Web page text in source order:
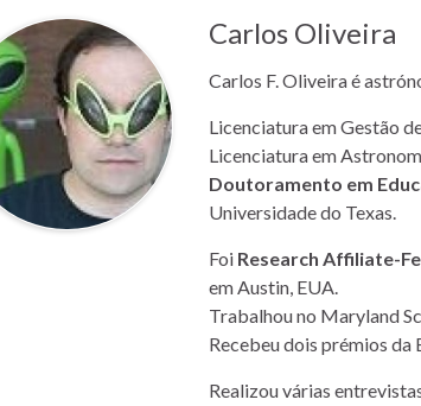
Carlos Oliveira
Carlos F. Oliveira é
Licenciatura em Gestão
Licenciatura em
Doutoramento em
Universidade do Texas.
Foi Research Affiliate-
em Austin, EUA.
Trabalhou no Maryland
Recebeu dois prémios da
Realizou várias